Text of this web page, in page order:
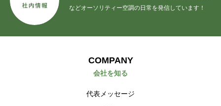
などオーソリティー空調の日常を発信しています！
COMPANY
会社を知る
代表メッセージ